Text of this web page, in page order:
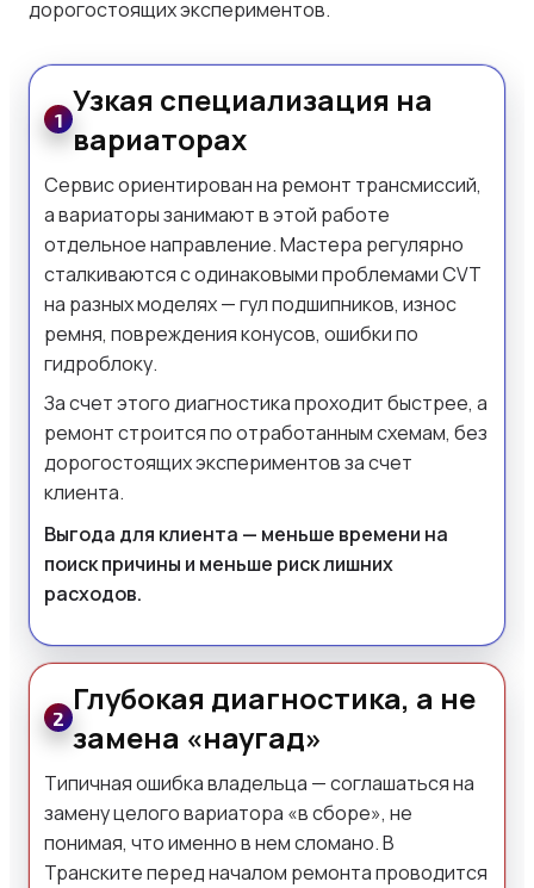
дорогостоящих экспериментов.
1 Узкая специализация на
вариаторах
Сервис ориентирован на ремонт трансмиссий,
а вариаторы занимают в этой работе
отдельное направление. Мастера регулярно
сталкиваются с одинаковыми проблемами CVT
на разных моделях — гул подшипников, износ
ремня, повреждения конусов, ошибки по
гидроблоку.
За счет этого диагностика проходит быстрее, а
ремонт строится по отработанным схемам, без
дорогостоящих экспериментов за счет
клиента.
Выгода для клиента — меньше времени на
поиск причины и меньше риск лишних
расходов.
2 Глубокая диагностика, а не
замена «наугад»
Типичная ошибка владельца — соглашаться на
замену целого вариатора «в сборе», не
понимая, что именно в нем сломано. В
Транските перед началом ремонта проводится